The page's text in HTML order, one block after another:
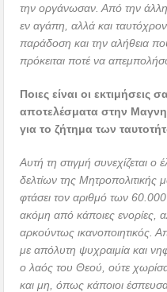
την οργάνωσαν. Από την
εν αγάπη, αλλά και
παράδοση και την αλήθεια
πρόκειται ποτέ να
Ποιες είναι οι εκτιμήσεις
αποτελέσματα στην
για το ζήτημα των
Αυτή τη στιγμή συνεχίζεται
δελτίων της Μητροπολιτικής
φτάσει τον αριθμό των
ακόμη από κάποιες ενορίες,
αρκούντως ικανοποιητικός.
με απόλυτη ψυχραιμία και
ο λαός του Θεού, ούτε
και μη, όπως κάποιοι